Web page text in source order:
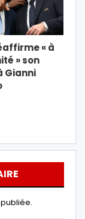
« à
» son
Gianni